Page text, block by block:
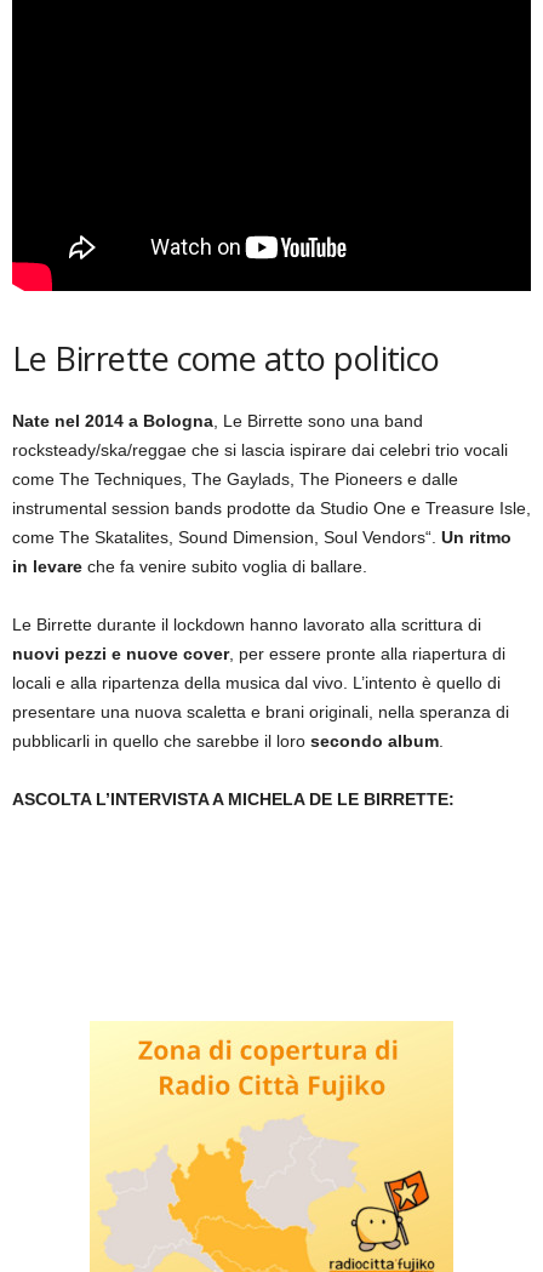
Le Birrette come atto politico
Nate nel 2014 a Bologna, Le Birrette sono una band
rocksteady/ska/reggae che si lascia ispirare dai celebri trio vocali
come The Techniques, The Gaylads, The Pioneers e dalle
instrumental session bands prodotte da Studio One e Treasure Isle,
come The Skatalites, Sound Dimension, Soul Vendors“. Un ritmo
in levare che fa venire subito voglia di ballare.
Le Birrette durante il lockdown hanno lavorato alla scrittura di
nuovi pezzi e nuove cover, per essere pronte alla riapertura di
locali e alla ripartenza della musica dal vivo. L’intento è quello di
presentare una nuova scaletta e brani originali, nella speranza di
pubblicarli in quello che sarebbe il loro secondo album.
ASCOLTA L’INTERVISTA A MICHELA DE LE BIRRETTE: